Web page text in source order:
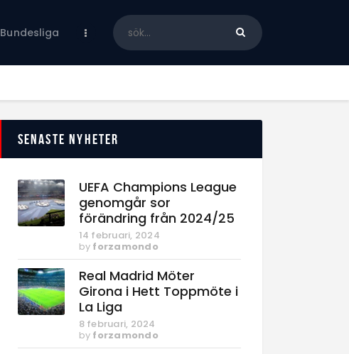
Bundesliga
Senaste nyheter
UEFA Champions League
genomgår sor
förändring från 2024/25
14 februari, 2024
by forzamondo
Real Madrid Möter
Girona i Hett Toppmöte i
La Liga
8 februari, 2024
by forzamondo